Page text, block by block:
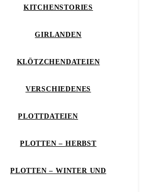
KITCHENSTORIES
GIRLANDEN
KLÖTZCHENDATEIEN
VERSCHIEDENES
PLOTTDATEIEN
PLOTTEN – HERBST
PLOTTEN – WINTER UND